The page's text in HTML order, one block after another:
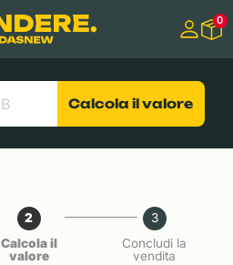
0
Calcola il valore
2
Calcola il
valore
3
Concludi la
vendita